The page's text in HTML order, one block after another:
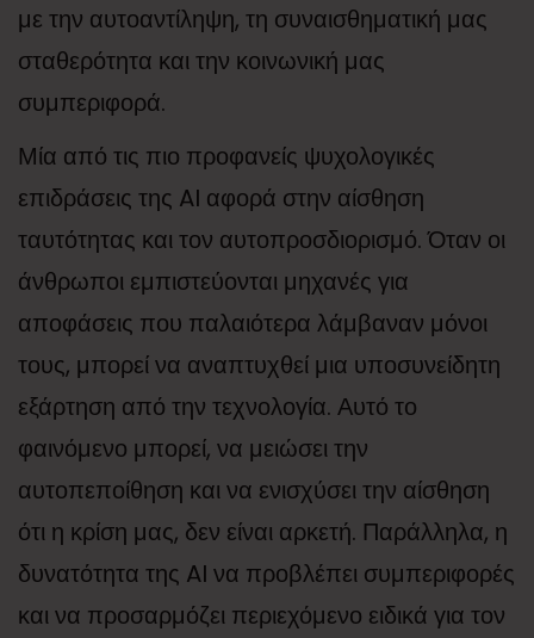
με την αυτοαντίληψη, τη συναισθηματική μας
σταθερότητα και την κοινωνική μας
συμπεριφορά.
Μία από τις πιο προφανείς ψυχολογικές
επιδράσεις της AI αφορά στην αίσθηση
ταυτότητας και τον αυτοπροσδιορισμό. Όταν οι
άνθρωποι εμπιστεύονται μηχανές για
αποφάσεις που παλαιότερα λάμβαναν μόνοι
τους, μπορεί να αναπτυχθεί μια υποσυνείδητη
εξάρτηση από την τεχνολογία. Αυτό το
φαινόμενο μπορεί, να μειώσει την
αυτοπεποίθηση και να ενισχύσει την αίσθηση
ότι η κρίση μας, δεν είναι αρκετή. Παράλληλα, η
δυνατότητα της AI να προβλέπει συμπεριφορές
και να προσαρμόζει περιεχόμενο ειδικά για τον